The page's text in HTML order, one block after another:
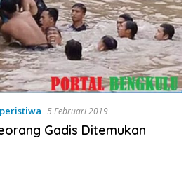
5 Februari 2019
Gadis Ditemukan